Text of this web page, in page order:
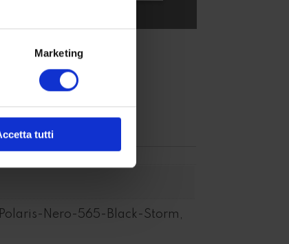
Marketing
tutti
Nero-565-Black-Storm,